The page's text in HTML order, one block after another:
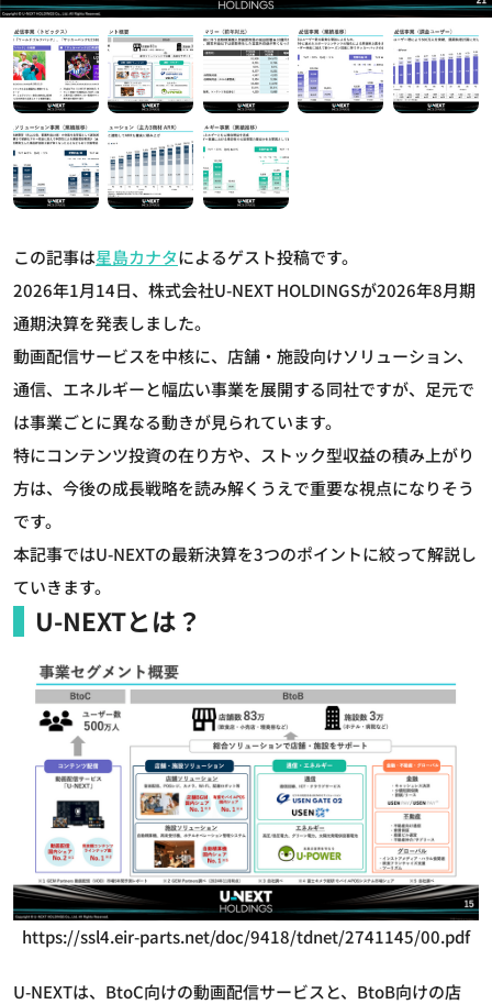
この記事は星島カナタによるゲスト投稿です。
2026年1月14日、株式会社U-NEXT HOLDINGSが2026年8月期
通期決算を発表しました。
動画配信サービスを中核に、店舗・施設向けソリューション、
通信、エネルギーと幅広い事業を展開する同社ですが、足元で
は事業ごとに異なる動きが見られています。
特にコンテンツ投資の在り方や、ストック型収益の積み上がり
方は、今後の成長戦略を読み解くうえで重要な視点になりそう
です。
本記事ではU-NEXTの最新決算を3つのポイントに絞って解説し
ていきます。
U-NEXTとは？
https://ssl4.eir-parts.net/doc/9418/tdnet/2741145/00.pdf
U-NEXTは、BtoC向けの動画配信サービスと、BtoB向けの店